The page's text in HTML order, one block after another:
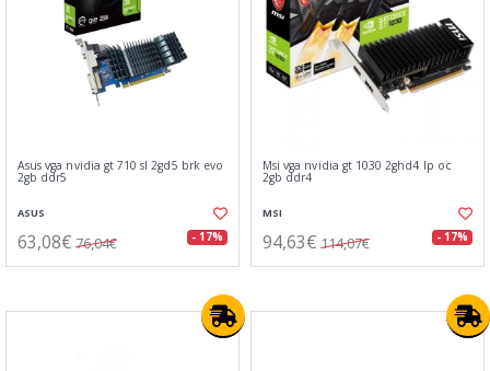
Asus vga nvidia gt 710 sl 2gd5 brk evo
2gb ddr5
ASUS
63,08€ 76,04€ - 17%
Msi vga nvidia gt 1030 2ghd4 lp oc
2gb ddr4
MSI
94,63€ 114,07€ - 17%